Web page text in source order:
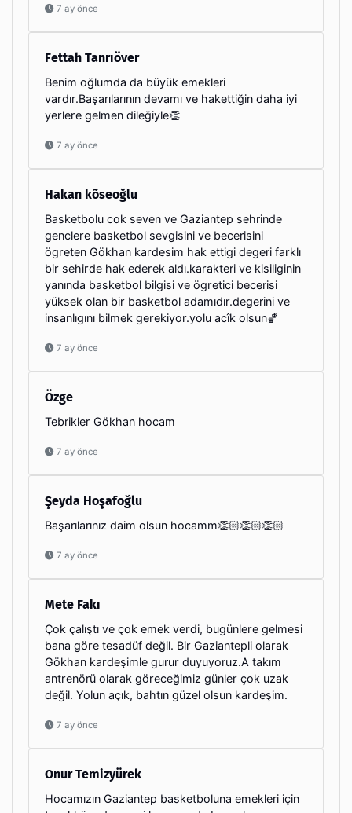
7 ay önce
Fettah Tanrıöver
Benim oğlumda da büyük emekleri
vardır.Başarılarının devamı ve hakettiğin daha iyi
yerlere gelmen dileğiyle👏
7 ay önce
Hakan kõseoğlu
Basketbolu cok seven ve Gaziantep sehrinde
genclere basketbol sevgisini ve becerisini
ögreten Gökhan kardesim hak ettigi degeri farklı
bir sehirde hak ederek aldı.karakteri ve kisiliginin
yanında basketbol bilgisi ve ögretici becerisi
yüksek olan bir basketbol adamıdır.degerini ve
insanlıgını bilmek gerekiyor.yolu acîk olsun🏀
7 ay önce
Özge
Tebrikler Gökhan hocam
7 ay önce
Şeyda Hoşafoğlu
Başarılarınız daim olsun hocamm👏🏻👏🏻👏🏻
7 ay önce
Mete Fakı
Çok çalıştı ve çok emek verdi, bugünlere gelmesi
bana göre tesadüf değil. Bir Gaziantepli olarak
Gökhan kardeşimle gurur duyuyoruz.A takım
antrenörü olarak göreceğimiz günler çok uzak
değil. Yolun açık, bahtın güzel olsun kardeşim.
7 ay önce
Onur Temizyürek
Hocamızın Gaziantep basketboluna emekleri için